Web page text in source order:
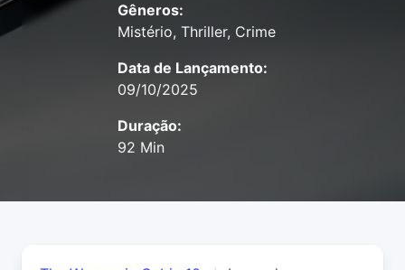
Gêneros:
Mistério, Thriller, Crime
Data de Lançamento:
09/10/2025
Duração:
92 Min